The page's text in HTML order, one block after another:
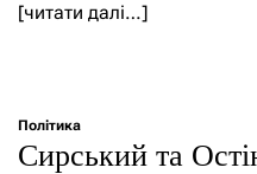
[читати далі…]
Політика
Сирський та